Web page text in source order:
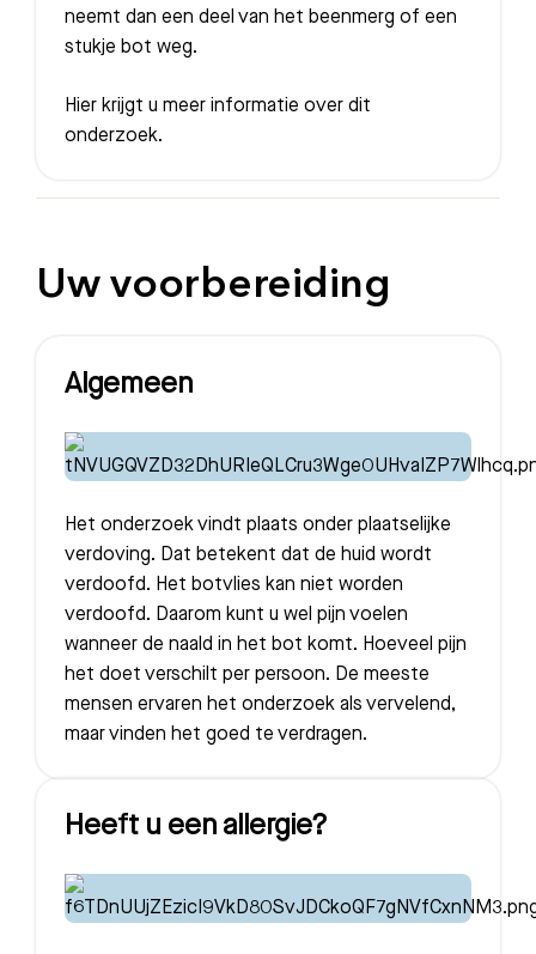
neemt dan een deel van het beenmerg of een
stukje bot weg.
Hier krijgt u meer informatie over dit
onderzoek.
Uw voorbereiding
Algemeen
Het onderzoek vindt plaats onder plaatselijke
verdoving. Dat betekent dat de huid wordt
verdoofd. Het botvlies kan niet worden
verdoofd. Daarom kunt u wel pijn voelen
wanneer de naald in het bot komt. Hoeveel pijn
het doet verschilt per persoon. De meeste
mensen ervaren het onderzoek als vervelend,
maar vinden het goed te verdragen.
Heeft u een allergie?